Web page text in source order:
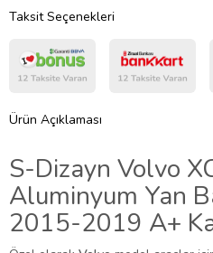
Taksit Seçenekleri
Ürün Açıklaması
S-Dizayn Volvo
Aluminyum Yan
2015-2019 A+